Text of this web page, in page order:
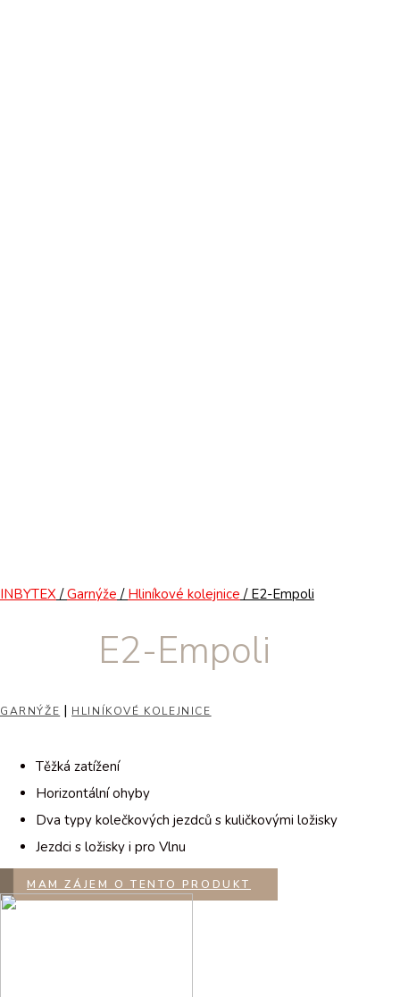
INBYTEX /Garnýže / Hliníkové kolejnice / E2-Empoli
E2-Empoli
GARNÝŽE | HLINÍKOVÉ KOLEJNICE
Těžká zatížení
Horizontální ohyby
Dva typy kolečkových jezdců s kuličkovými ložisky
Jezdci s ložisky i pro Vlnu
MAM ZÁJEM O TENTO PRODUKT